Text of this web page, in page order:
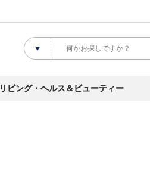
リビング・ヘルス＆ビューティー